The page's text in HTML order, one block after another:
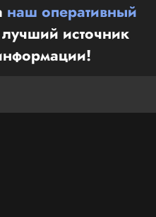
наш оперативный
источник